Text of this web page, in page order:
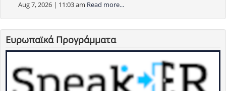
Aug 7, 2026 | 11:03 am Read more...
Ευρωπαϊκά Προγράμματα